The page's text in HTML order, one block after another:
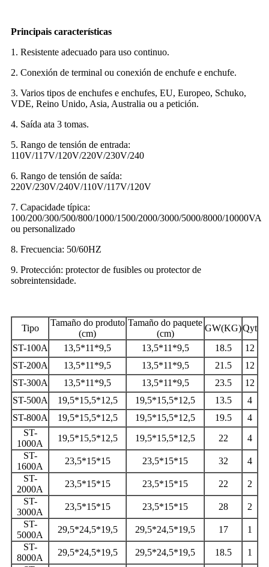
Principais características
1. Resistente adecuado para uso continuo.
2. Conexión de terminal ou conexión de enchufe e enchufe.
3. Varios tipos de enchufes e enchufes, EU, Europeo, Schuko,
VDE, Reino Unido, Asia, Australia ou a petición.
4. Saída ata 3 tomas.
5. Rango de tensión de entrada:
110V/117V/120V/220V/230V/240
6. Rango de tensión de saída:
220V/230V/240V/110V/117V/120V
7. Capacidade típica:
100/200/300/500/800/1000/1500/2000/3000/5000/8000/10000VA
ou personalizado
8. Frecuencia: 50/60HZ
9. Protección: protector de fusibles ou protector de
sobreintensidade.
Tipo
Tamaño do produto
(cm)
Tamaño do paquete
(cm)
GW(KG)Qyt
ST-100A
13,5*11*9,5 13,5*11*9,5 18.5
12
ST-200A
13,5*11*9,5 13,5*11*9,5 21.5
12
ST-300A
13,5*11*9,5 13,5*11*9,5 23.5
12
ST-500A
19,5*15,5*12,5 19,5*15,5*12,5 13.5
4
ST-800A
19,5*15,5*12,5 19,5*15,5*12,5 19.5
4
ST-
1000A
19,5*15,5*12,5 19,5*15,5*12,5 22
4
ST-
1600A
23,5*15*15 23,5*15*15 32
4
ST-
2000A
23,5*15*15 23,5*15*15 22
2
ST-
3000A
23,5*15*15 23,5*15*15 28
2
ST-
5000A
29,5*24,5*19,5 29,5*24,5*19,5 17
1
ST-
8000A
29,5*24,5*19,5 29,5*24,5*19,5 18.5
1